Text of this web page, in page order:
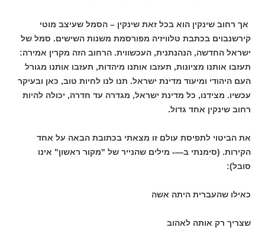
אך רחוב שינקין הוא בכל זאת שינקין – הסמל שעיצב מוטי
קירשנבוים בכתבת טלוויזיה מפורסמת משנות השישים. סמל של
ישראל החדשה, הנהנתנית, העכשווית. הרחוב הזה מקרין אמירה:
תעזבו אותנו מציונות, תעזבו אותנו מיהדות, תעזבו אותנו מגורל
העם היהודי ומיעוד מדינת ישראל. תנו לנו לחיות טוב, כאן ובעיקר
עכשיו. מצידנו, כל מדינת ישראל, מגדרה עד חדרה, יכולה להיות
רחוב שינקין אחד גדול.
את הביטוי לתפיסת עולם זו מצאתי בכתובת הבאה על אחד
הקירות. (סימנתי ב—- מילים שהנייר של "מקור ראשון" אינו
סובל):
כאילו שהעברית היתה אשה
שצריך רק אותה לאהוב